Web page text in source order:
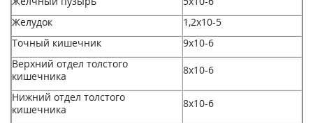
Желудок
1,2x10-5
Точный кишечник
9x10-6
Верхний отдел толстого
кишечника
8х10-6
Нижний отдел толстого
кишечника
8х10-6